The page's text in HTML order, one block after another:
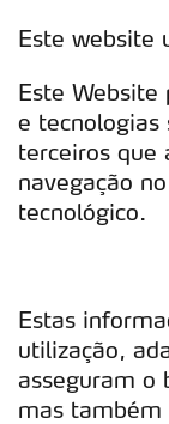
Este website
Este Website
e tecnologias
terceiros que
navegação
tecnológico.
Estas
utilização,
asseguram o
mas também